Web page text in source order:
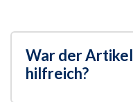
War der Artikel
hilfreich?